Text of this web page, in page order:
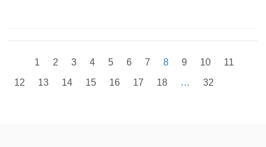
1 2 3 4 5 6 7 8 9 10
11
12
13 14 15 16 17 18 … 32